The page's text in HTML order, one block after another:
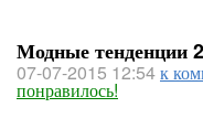
Модные тенденции
07-07-2015 12:54к
понравилось!